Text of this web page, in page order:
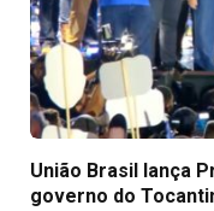
União Brasil lança
governo do